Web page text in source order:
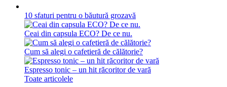
10 sfaturi pentru o băutură grozavă
Ceai din capsula ECO? De ce nu.
Cum să alegi o cafetieră de călătorie?
Espresso tonic – un hit răcoritor de vară
Toate articolele